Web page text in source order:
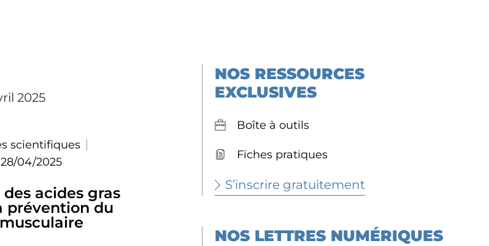
2025
scientifiques
04/2025
des acides gras
prévention du
NOS RESSOURCES
EXCLUSIVES
Boîte à outils
Fiches pratiques
S’inscrire gratuitement
NOS LETTRES NUMÉRIQUES